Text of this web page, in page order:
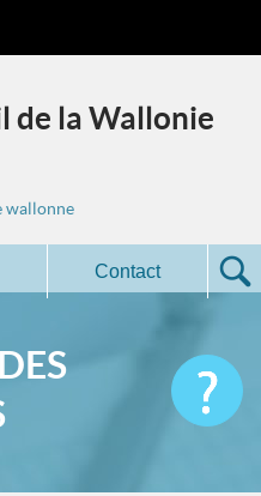
de la Wallonie
wallonne
Contact